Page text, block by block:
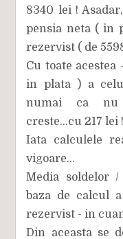
8340 lei !
pensia neta ( in
rezervist ( de
Cu toate
in plata ) a
numai ca nu
creste...cu 217 lei
Iata calculele
vigoare...
Media soldelor
baza de calcul
rezervist - in
Din aceasta se